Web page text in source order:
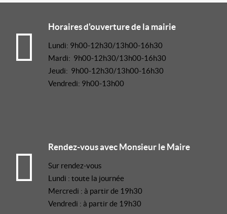
Horaires d'ouverture de la mairie
Lundi: 9h00-12h30/13h00-16h30
Mardi: 9h00-12h30/13h00-16h30
Jeudi: 9h00-12h30/13h00-16h30
Vendredi: 9h00-13h00
Rendez-vous avec Monsieur le Maire
Sur rendez-vous
Lundi : toute la journée
Mercredi : à partir de 19h30
Vendredi : à partir de 19h30